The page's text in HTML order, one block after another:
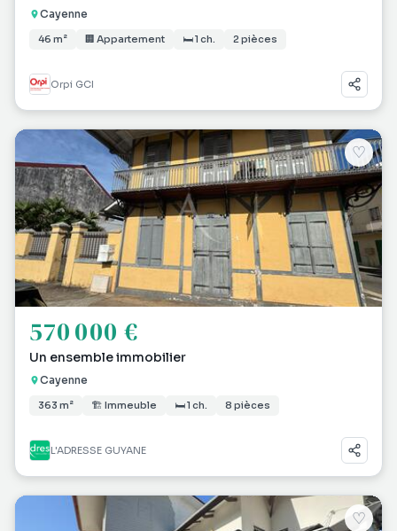
Cayenne
46 m² 🏢 Appartement 🛏 1 ch. 2 pièces
Orpi GCI
♡
570 000 €
Un ensemble immobilier
Cayenne
363 m² 🏗 Immeuble 🛏 1 ch. 8 pièces
L'ADRESSE GUYANE
♡